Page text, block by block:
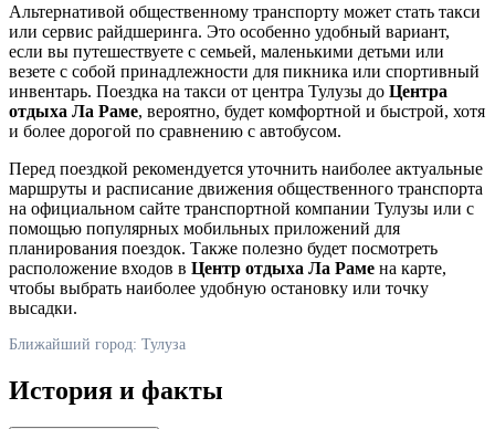
Альтернативой общественному транспорту может стать такси
или сервис райдшеринга. Это особенно удобный вариант,
если вы путешествуете с семьей, маленькими детьми или
везете с собой принадлежности для пикника или спортивный
инвентарь. Поездка на такси от центра Тулузы до Центра
отдыха Ла Раме, вероятно, будет комфортной и быстрой, хотя
и более дорогой по сравнению с автобусом.
Перед поездкой рекомендуется уточнить наиболее актуальные
маршруты и расписание движения общественного транспорта
на официальном сайте транспортной компании Тулузы или с
помощью популярных мобильных приложений для
планирования поездок. Также полезно будет посмотреть
расположение входов в Центр отдыха Ла Раме на карте,
чтобы выбрать наиболее удобную остановку или точку
высадки.
Ближайший город: Тулуза
История и факты